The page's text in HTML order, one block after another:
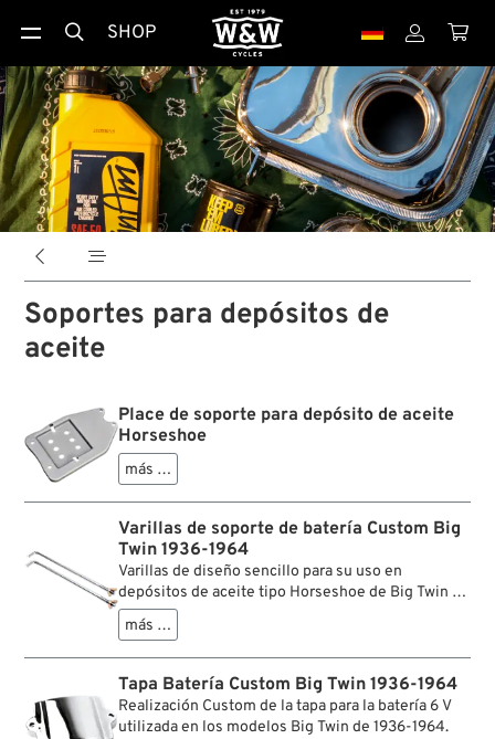
 SHOP  
 
Soportes para depósitos de
aceite
Place de soporte para depósito de aceite
Horseshoe
más …
Varillas de soporte de batería Custom Big
Twin 1936-1964
Varillas de diseño sencillo para su uso en
depósitos de aceite tipo Horseshoe de Big Twin de
1936 a 1964. Compatibles con baterías de 6 V tipo
OEM, Bates Battboy HM5 y cajas de batería
Cannonball LION.
más …
Tapa Batería Custom Big Twin 1936-1964
Realización Custom de la tapa para la batería 6 V
utilizada en los modelos Big Twin de 1936-1964.